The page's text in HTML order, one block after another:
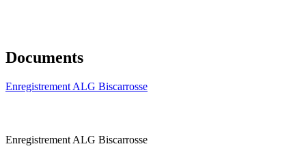
Documents
Enregistrement ALG Biscarrosse
Enregistrement ALG Biscarrosse